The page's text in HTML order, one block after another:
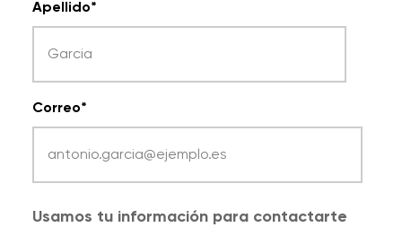
Apellido*
Correo*
Usamos tu información para contactarte